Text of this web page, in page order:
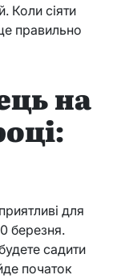
Коли сіяти
правильно
на
для
березня.
садити
початок